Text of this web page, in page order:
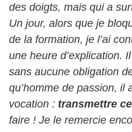
des doigts, mais qui a
Un jour, alors que je
de la formation, je l’ai
une heure d’explication.
sans aucune obligation
qu’homme de passion, il
vocation : transmettre
faire ! Je le remercie